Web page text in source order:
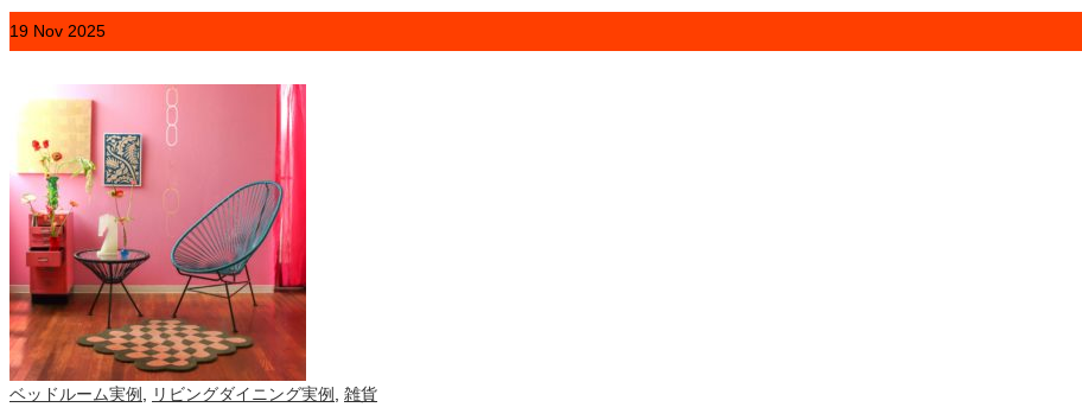
19 Nov 2025
ベッドルーム実例 , リビングダイニング実例 , 雑貨